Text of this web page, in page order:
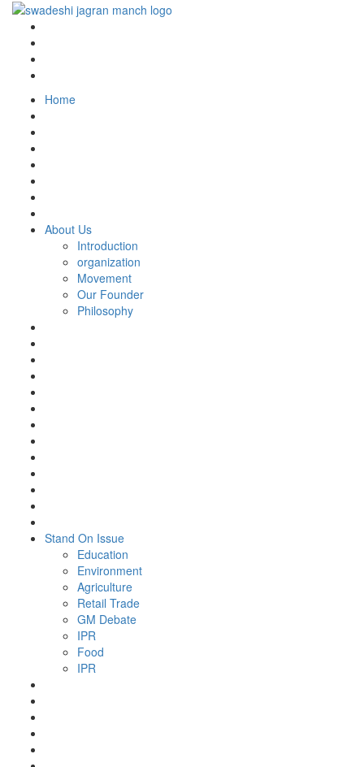
Home
About Us
Introduction
organization
Movement
Our Founder
Philosophy
Stand On Issue
Education
Environment
Agriculture
Retail Trade
GM Debate
IPR
Food
IPR